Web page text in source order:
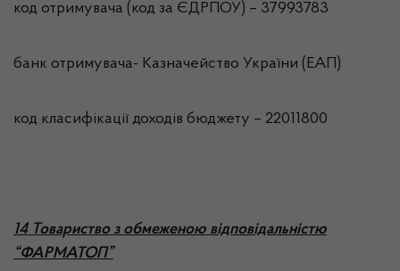
код отримувача (код за ЄДРПОУ) – 37993783
банк отримувача- Казначейство України (ЕАП)
код класифікації доходів бюджету – 22011800
14 Товариство з обмеженою відповідальністю
“ФАРМАТОП”